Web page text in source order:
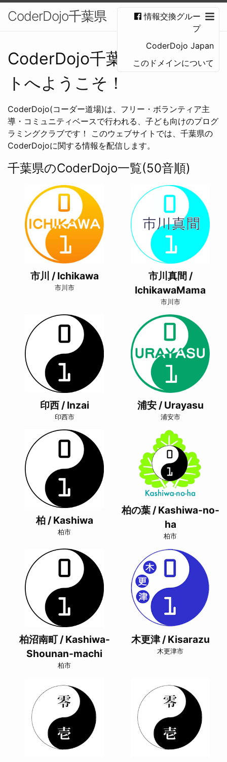
CoderDojo千葉県
情報交換グルー
プ
CoderDojo Japan
このドメインについて
CoderDojo千葉県情報サイ
トへようこそ！
CoderDojo(コーダー道場)は、フリー・ボランティア主
導・コミュニティベースで行われる、子ども向けのプログ
ラミングクラブです！ このウェブサイトでは、千葉県の
CoderDojoに関する情報を配信します。
千葉県のCoderDojo一覧(50音順)
市川 / Ichikawa
市川市
市川真間 /
IchikawaMama
市川市
印西 / Inzai
印西市
浦安 / Urayasu
浦安市
柏 / Kashiwa
柏市
柏の葉 / Kashiwa-no-
ha
柏市
柏沼南町 / Kashiwa-
Shounan-machi
柏市
木更津 / Kisarazu
木更津市